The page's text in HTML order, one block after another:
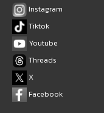
Instagram
Tiktok
Youtube
Threads
X
Facebook